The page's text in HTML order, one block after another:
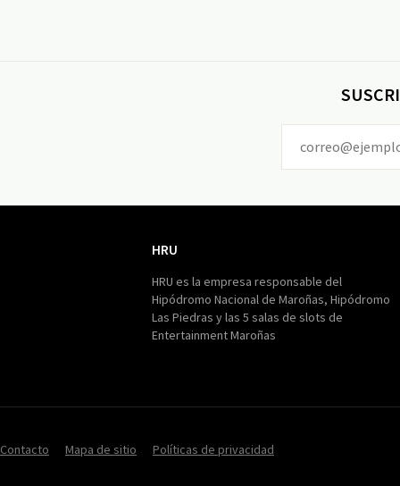
HRU
HRU es la empresa responsable del
Hipódromo Nacional de Maroñas, Hipódromo
Las Piedras y las 5 salas de slots de
Entertainment Maroñas
Contacto Mapa de sitio Políticas de privacidad